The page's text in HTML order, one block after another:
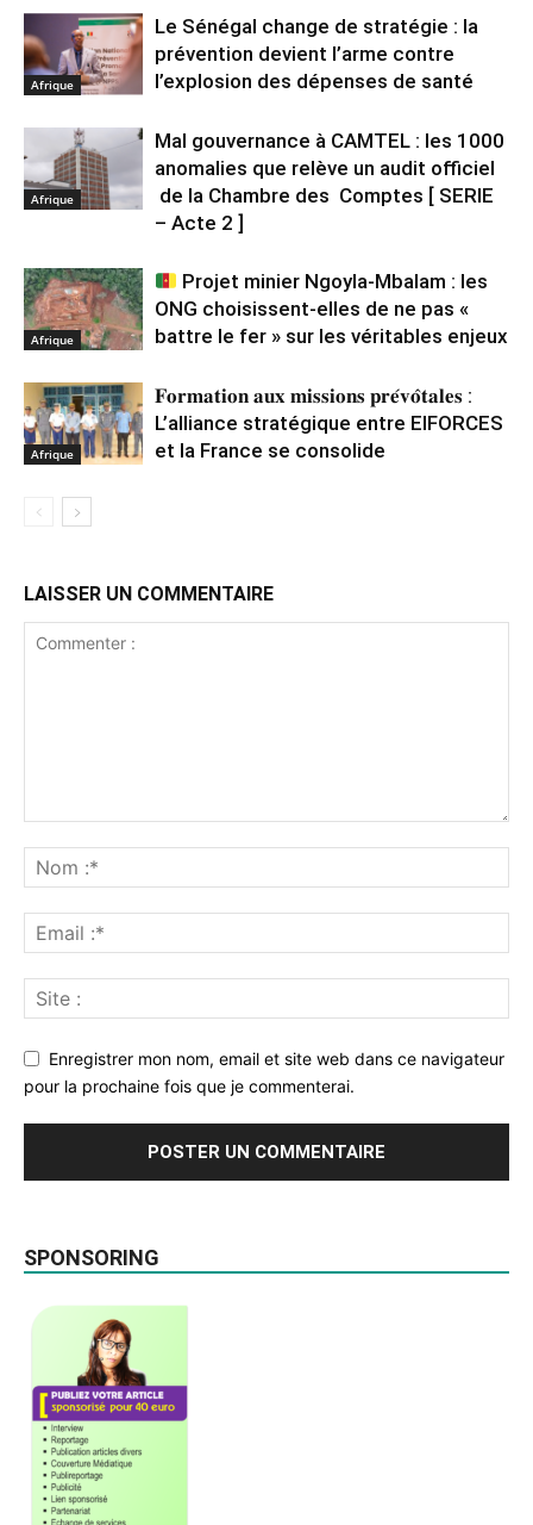
Afrique
Le Sénégal change de stratégie : la
prévention devient l’arme contre
l’explosion des dépenses de santé
Afrique
Mal gouvernance à CAMTEL : les 1000
anomalies que relève un audit officiel
de la Chambre des Comptes [ SERIE
– Acte 2 ]
Afrique
Projet minier Ngoyla-Mbalam : les
ONG choisissent-elles de ne pas «
battre le fer » sur les véritables enjeux
Afrique
𝐅𝐨𝐫𝐦𝐚𝐭𝐢𝐨𝐧 𝐚𝐮𝐱 𝐦𝐢𝐬𝐬𝐢𝐨𝐧𝐬 𝐩𝐫𝐞́𝐯𝐨̂𝐭𝐚𝐥𝐞𝐬 :
L’alliance stratégique entre EIFORCES
et la France se consolide
LAISSER UN COMMENTAIRE
Enregistrer mon nom, email et site web dans ce navigateur
pour la prochaine fois que je commenterai.
SPONSORING